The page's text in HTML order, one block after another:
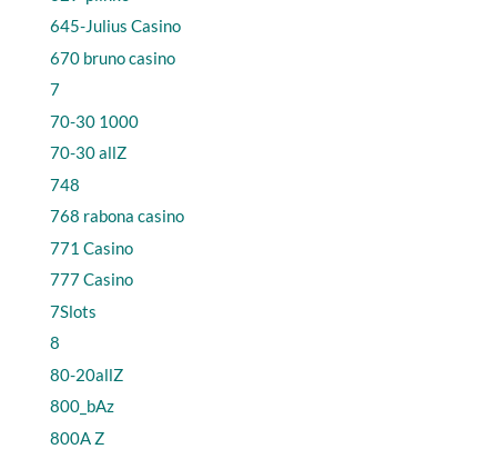
645-Julius Casino
670 bruno casino
7
70-30 1000
70-30 allZ
748
768 rabona casino
771 Casino
777 Casino
7Slots
8
80-20allZ
800_bAz
800A Z